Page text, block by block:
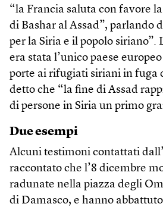
“la Francia saluta con favore
di Bashar al Assad”, parlando
per la Siria e il popolo siriano”.
era stata l’unico paese
porte ai rifugiati siriani in fuga
detto che “la fine di Assad
di persone in Siria un primo
Due esempi
Alcuni testimoni contattati
raccontato che l’8 dicembre
radunate nella piazza degli
di Damasco, e hanno